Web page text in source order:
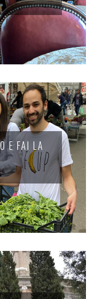
E FAI LA